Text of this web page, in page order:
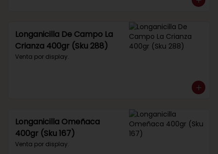
Longanicilla De Campo La
Crianza 400gr (Sku 288)
Venta por display.
Longanicilla Omeñaca
400gr (Sku 167)
Venta por display.